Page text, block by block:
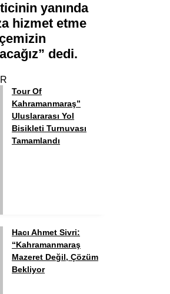
yanında
hizmet etme
dedi.
Tour Of
Kahramanmaraş”
Uluslararası Yol
Bisikleti Turnuvası
Tamamlandı
Hacı Ahmet Sivri:
“Kahramanmaraş
Mazeret Değil, Çözüm
Bekliyor